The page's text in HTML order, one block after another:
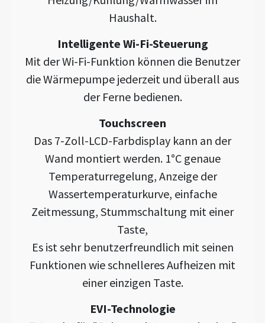
Haushalt.
Intelligente Wi-Fi-Steuerung
Mit der Wi-Fi-Funktion können die Benutzer
die Wärmepumpe jederzeit und überall aus
der Ferne bedienen.
Touchscreen
Das 7-Zoll-LCD-Farbdisplay kann an der
Wand montiert werden. 1°C genaue
Temperaturregelung, Anzeige der
Wassertemperaturkurve, einfache
Zeitmessung, Stummschaltung mit einer
Taste,
Es ist sehr benutzerfreundlich mit seinen
Funktionen wie schnelleres Aufheizen mit
einer einzigen Taste.
EVI-Technologie